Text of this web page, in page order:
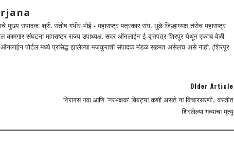
मुख्य संपादक: श्री. संतोष गंभीर भोई - महाराष्ट्र पत्रकार संघ, धुळे जिल्हाध्यक्ष तसेच महाराष्ट्र
कामगार संघटना महाराष्ट्र राज्य उपाध्यक्ष. सदर ऑनलाईन ई-वृत्तपत्र शिरपूर येथून एकाच वेळी
ऑनलाईन पोर्टल मध्ये प्रसिद्ध झालेल्या मजकुराशी संपादक मंडळ सहमत असेलच असे नाही. (शिरपूर
Older Article
निरागस गवा आणि 'नरभक्षक' बिबट्या कशी असते ना विचारसरणी.. वस्तीत
शिरलेल्या गव्याचा मृत्यू